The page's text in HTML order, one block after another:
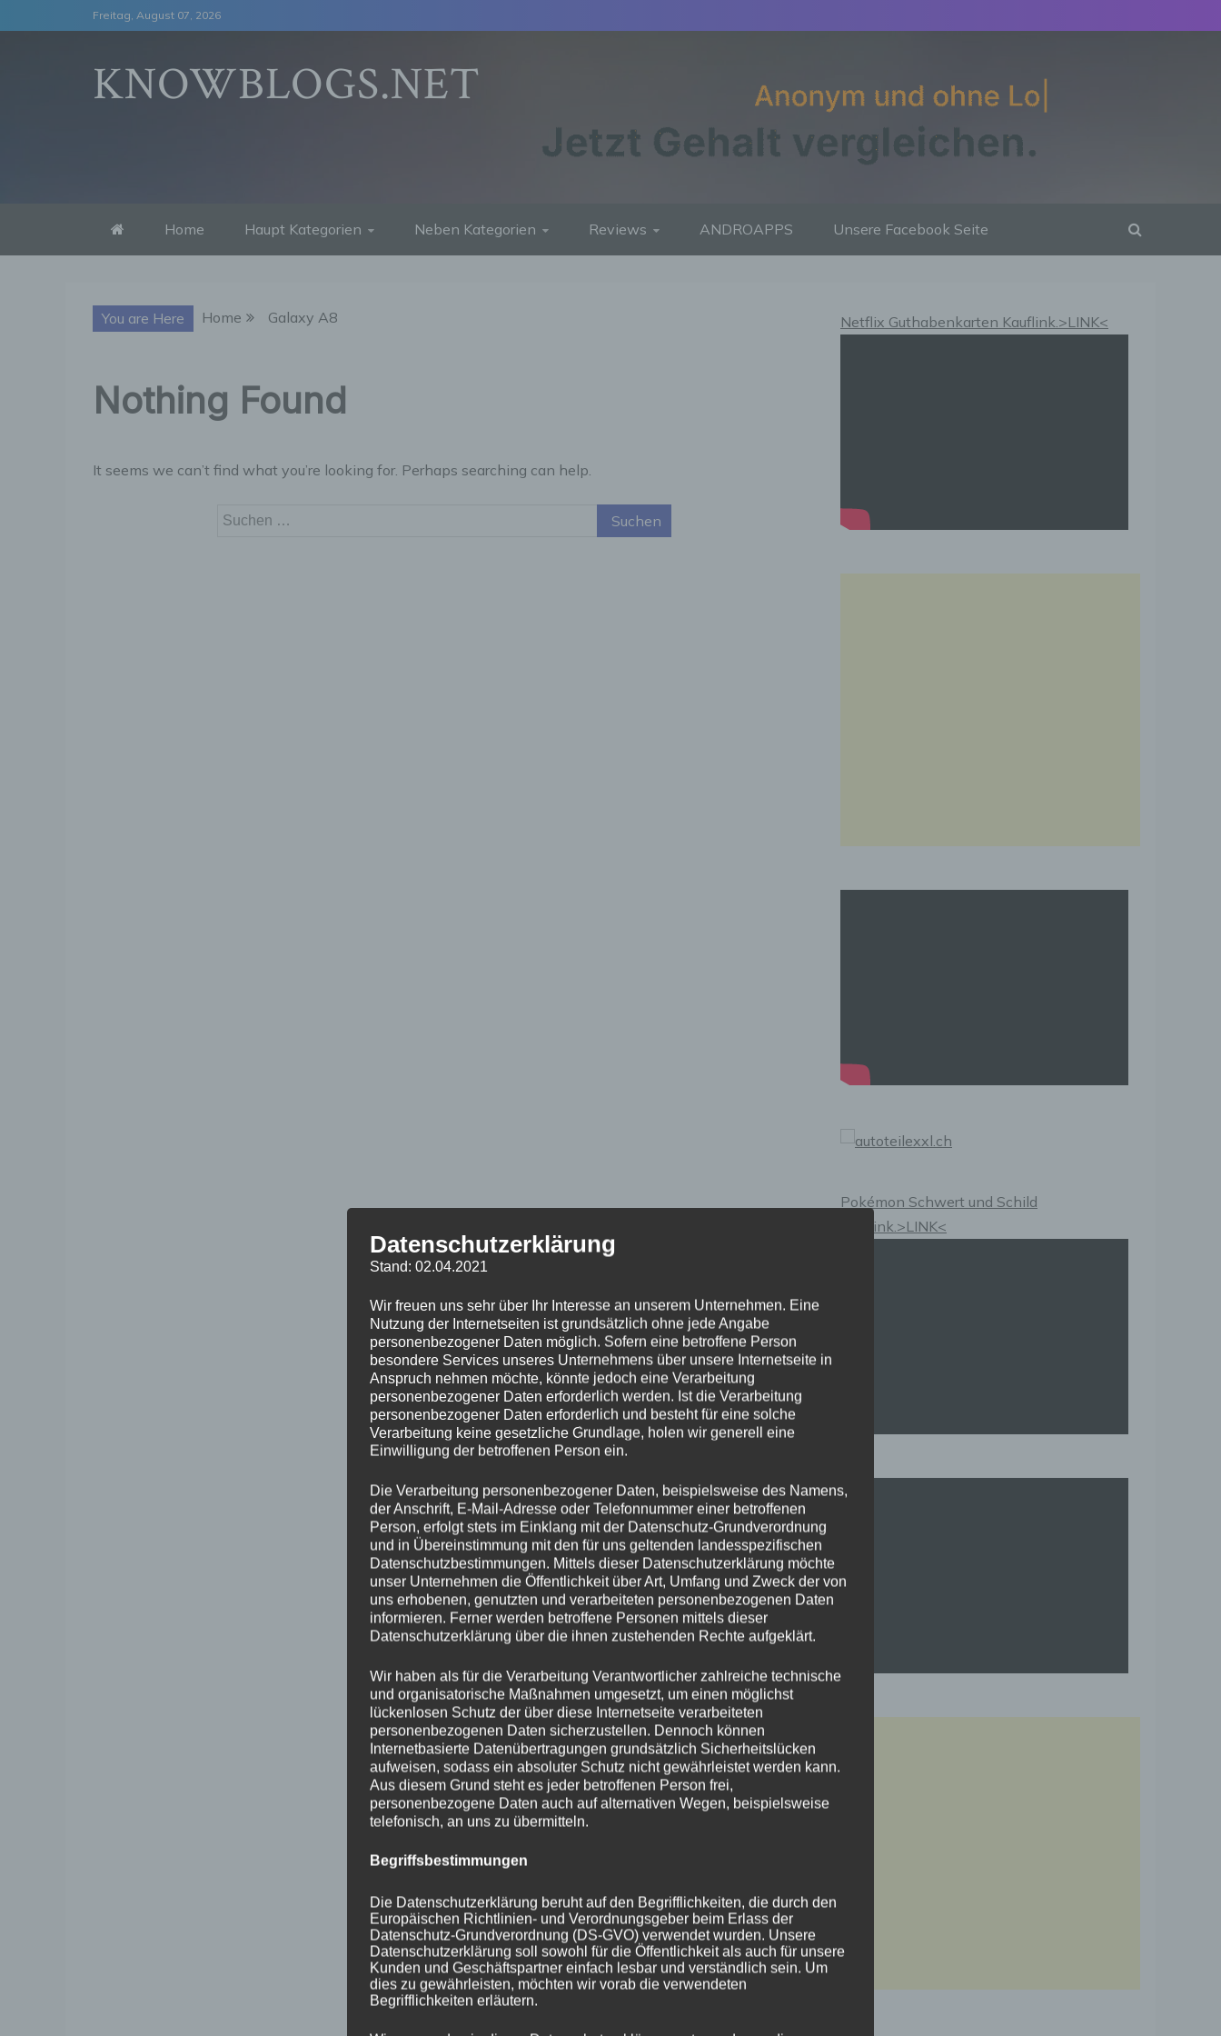
to
Freitag, August 07, 2026
KNOWBLOGS.NET
Home Haupt Kategorien Neben Kategorien Reviews ANDROAPPS Unsere Facebook Seite
You are Here Home Galaxy A8
Nothing Found
It seems we can’t find what you’re looking for. Perhaps searching can help.
Suchen
Netflix Guthabenkarten Kauflink.>LINK<
Pokémon Schwert und Schild
Kauflink.>LINK<
Datenschutzerklärung
Stand: 02.04.2021
Wir freuen uns sehr über Ihr Interesse an unserem Unternehmen. Eine
Nutzung der Internetseiten ist grundsätzlich ohne jede Angabe
personenbezogener Daten möglich. Sofern eine betroffene Person
besondere Services unseres Unternehmens über unsere Internetseite in
Anspruch nehmen möchte, könnte jedoch eine Verarbeitung
personenbezogener Daten erforderlich werden. Ist die Verarbeitung
personenbezogener Daten erforderlich und besteht für eine solche
Verarbeitung keine gesetzliche Grundlage, holen wir generell eine
Einwilligung der betroffenen Person ein.
Die Verarbeitung personenbezogener Daten, beispielsweise des Namens,
der Anschrift, E-Mail-Adresse oder Telefonnummer einer betroffenen
Person, erfolgt stets im Einklang mit der Datenschutz-Grundverordnung
und in Übereinstimmung mit den für uns geltenden landesspezifischen
Datenschutzbestimmungen. Mittels dieser Datenschutzerklärung möchte
unser Unternehmen die Öffentlichkeit über Art, Umfang und Zweck der von
uns erhobenen, genutzten und verarbeiteten personenbezogenen Daten
informieren. Ferner werden betroffene Personen mittels dieser
Datenschutzerklärung über die ihnen zustehenden Rechte aufgeklärt.
Wir haben als für die Verarbeitung Verantwortlicher zahlreiche technische
und organisatorische Maßnahmen umgesetzt, um einen möglichst
lückenlosen Schutz der über diese Internetseite verarbeiteten
personenbezogenen Daten sicherzustellen. Dennoch können
Internetbasierte Datenübertragungen grundsätzlich Sicherheitslücken
aufweisen, sodass ein absoluter Schutz nicht gewährleistet werden kann.
Aus diesem Grund steht es jeder betroffenen Person frei,
personenbezogene Daten auch auf alternativen Wegen, beispielsweise
telefonisch, an uns zu übermitteln.
Begriffsbestimmungen
Die Datenschutzerklärung beruht auf den Begrifflichkeiten, die durch den
Europäischen Richtlinien- und Verordnungsgeber beim Erlass der
Datenschutz-Grundverordnung (DS-GVO) verwendet wurden. Unsere
Datenschutzerklärung soll sowohl für die Öffentlichkeit als auch für unsere
Kunden und Geschäftspartner einfach lesbar und verständlich sein. Um
dies zu gewährleisten, möchten wir vorab die verwendeten
Begrifflichkeiten erläutern.